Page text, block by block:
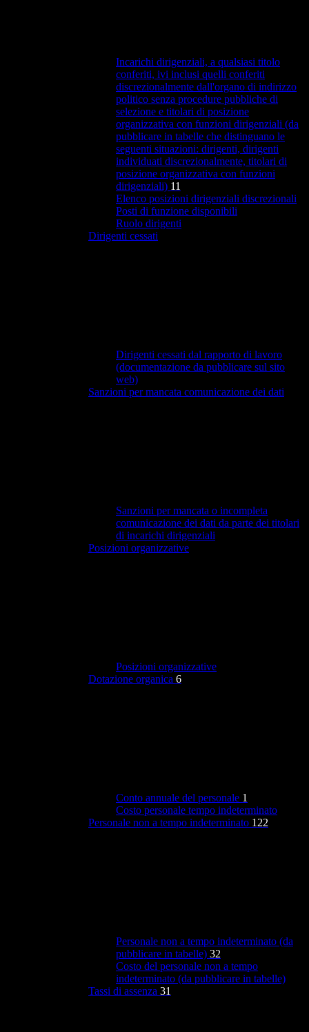
Incarichi dirigenziali, a qualsiasi titolo
conferiti, ivi inclusi quelli conferiti
discrezionalmente dall'organo di indirizzo
politico senza procedure pubbliche di
selezione e titolari di posizione
organizzativa con funzioni dirigenziali (da
pubblicare in tabelle che distinguano le
seguenti situazioni: dirigenti, dirigenti
individuati discrezionalmente, titolari di
posizione organizzativa con funzioni
dirigenziali) 11
Elenco posizioni dirigenziali discrezionali
Posti di funzione disponibili
Ruolo dirigenti
Dirigenti cessati
Dirigenti cessati dal rapporto di lavoro
(documentazione da pubblicare sul sito
web)
Sanzioni per mancata comunicazione dei dati
Sanzioni per mancata o incompleta
comunicazione dei dati da parte dei titolari
di incarichi dirigenziali
Posizioni organizzative
Posizioni organizzative
Dotazione organica 6
Conto annuale del personale 1
Costo personale tempo indeterminato
Personale non a tempo indeterminato 122
Personale non a tempo indeterminato (da
pubblicare in tabelle) 32
Costo del personale non a tempo
indeterminato (da pubblicare in tabelle)
Tassi di assenza 31